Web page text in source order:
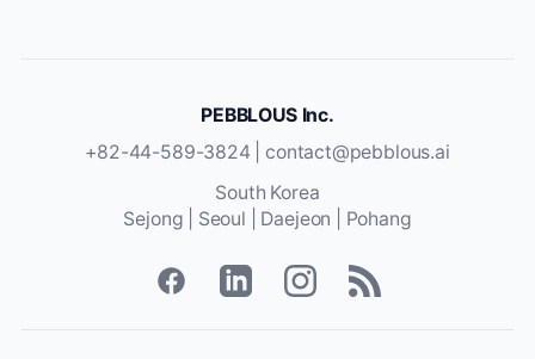
PEBBLOUS Inc.
+82-44-589-3824 | contact@pebblous.ai
South Korea
Sejong | Seoul | Daejeon | Pohang